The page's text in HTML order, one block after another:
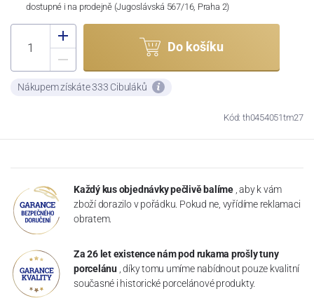
dostupné i na prodejně (Jugoslávská 567/16, Praha 2)
Do košíku
Nákupem získáte 333 Cibuláků
Kód: th0454051tm27
Každý kus objednávky pečlivě balíme , aby k vám
zboží dorazilo v pořádku. Pokud ne, vyřídíme reklamaci
obratem.
Za 26 let existence nám pod rukama prošly tuny
porcelánu , díky tomu umíme nabídnout pouze kvalitní
současné i historické porcelánové produkty.